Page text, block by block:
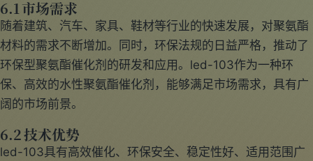
6.1 市场需求
随着建筑、汽车、家具、鞋材等行业的快速发展，对聚氨酯
材料的需求不断增加。同时，环保法规的日益严格，推动了
环保型聚氨酯催化剂的研发和应用。led-103作为一种环
保、高效的水性聚氨酯催化剂，能够满足市场需求，具有广
阔的市场前景。
6.2 技术优势
led-103具有高效催化、环保安全、稳定性好、适用范围广